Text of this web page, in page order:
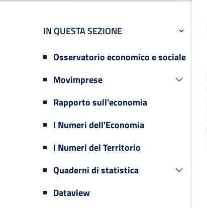
IN QUESTA SEZIONE
Osservatorio economico e sociale
Movimprese
Rapporto sull'economia
I Numeri dell'Economia
I Numeri del Territorio
Quaderni di statistica
Dataview